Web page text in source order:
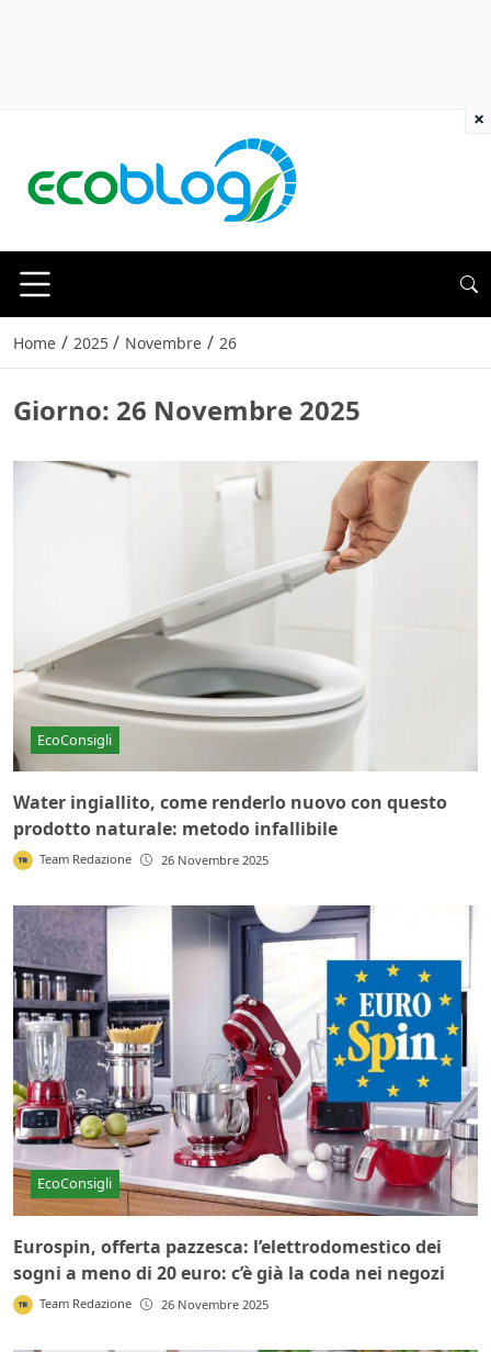
Home / 2025 / Novembre / 26
Giorno: 26 Novembre 2025
EcoConsigli
Water ingiallito, come renderlo nuovo con questo
prodotto naturale: metodo infallibile
Team Redazione 26 Novembre 2025
EcoConsigli
Eurospin, offerta pazzesca: l’elettrodomestico dei
sogni a meno di 20 euro: c’è già la coda nei negozi
Team Redazione 26 Novembre 2025
×